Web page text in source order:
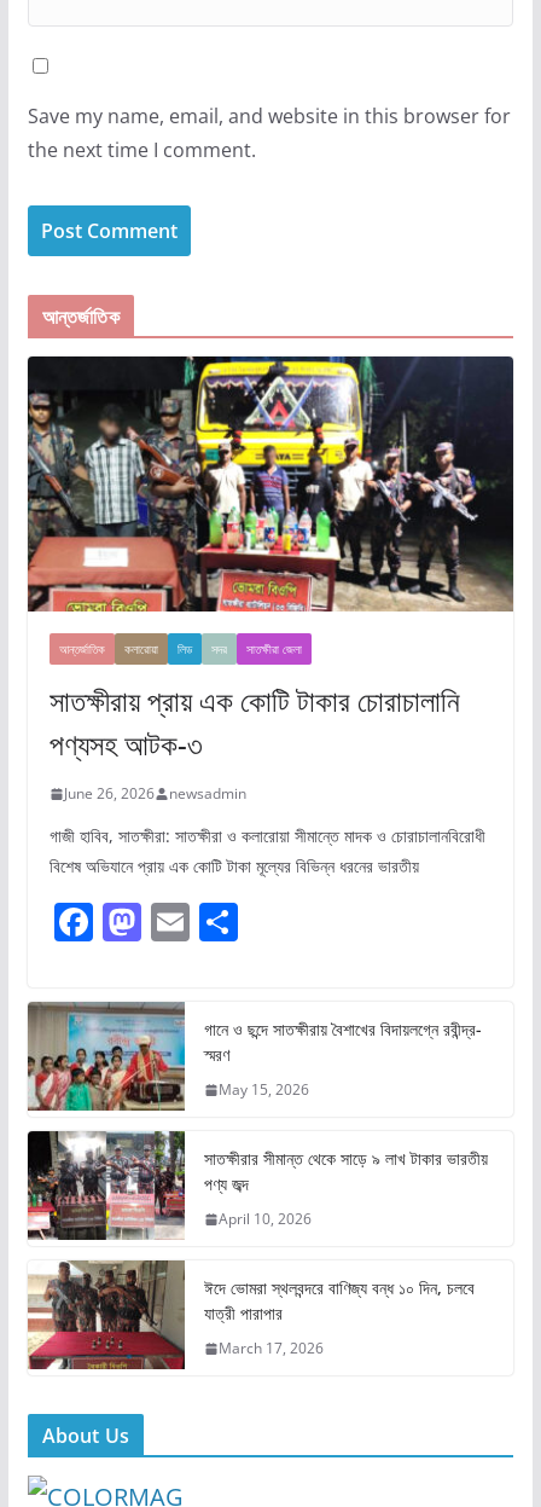
Save my name, email, and website in this browser for
the next time I comment.
আন্তর্জাতিক
আন্তর্জাতিক কলারোয়া লিড সদর সাতক্ষীরা জেলা
সাতক্ষীরায় প্রায় এক কোটি টাকার চোরাচালানি
পণ্যসহ আটক-৩
June 26, 2026 newsadmin
গাজী হাবিব, সাতক্ষীরা: সাতক্ষীরা ও কলারোয়া সীমান্তে মাদক ও চোরাচালানবিরোধী
বিশেষ অভিযানে প্রায় এক কোটি টাকা মূল্যের বিভিন্ন ধরনের ভারতীয়
F
c
e
b
o
o
k
M
st
o
d
o
n
E S
e
গানে ও ছন্দে সাতক্ষীরায় বৈশাখের বিদায়লগ্নে রবীন্দ্র-
স্মরণ
May 15, 2026
সাতক্ষীরার সীমান্ত থেকে সাড়ে ৯ লাখ টাকার ভারতীয়
পণ্য জব্দ
April 10, 2026
ঈদে ভোমরা স্থলবন্দরে বাণিজ্য বন্ধ ১০ দিন, চলবে
যাত্রী পারাপার
March 17, 2026
About Us